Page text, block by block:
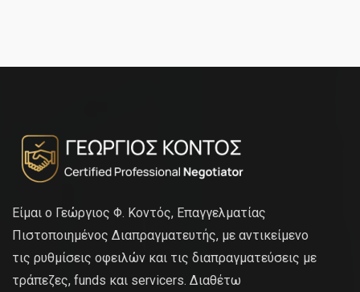
Είμαι ο Γεώργιος Φ. Κοντός, Επαγγελματίας
Πιστοποιημένος Διαπραγματευτής, με αντικείμενο
τις ρυθμίσεις οφειλών και τις διαπραγματεύσεις με
τράπεζες, funds και servicers. Διαθέτω